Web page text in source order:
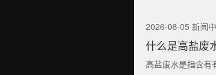
2026-08-05 新闻
什么是高盐废
高盐废水是指含有